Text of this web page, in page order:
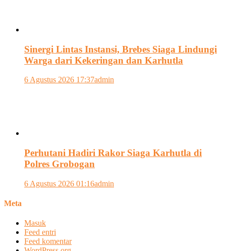
Sinergi Lintas Instansi, Brebes Siaga Lindungi
Warga dari Kekeringan dan Karhutla
6 Agustus 2026 17:37admin
Perhutani Hadiri Rakor Siaga Karhutla di
Polres Grobogan
6 Agustus 2026 01:16admin
Meta
Masuk
Feed entri
Feed komentar